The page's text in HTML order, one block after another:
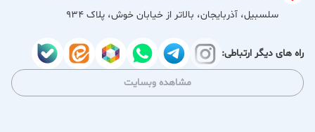
سلسبیل، آذربایجان، بالاتر از خیابان خوش، پلاک 934
راه های دیگر ارتباطی:
مشاهده وبسایت